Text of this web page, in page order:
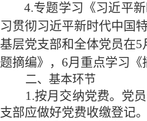
4.专题学习《习近平
习贯彻习近平新时代中国
基层党支部和全体党员在5
题摘编》， 6月重点学习《
二、基本环节
1.按月交纳党费。党
支部应做好党费收缴登记。